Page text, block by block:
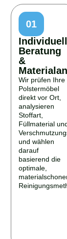
01
Beratung
&
Wir prüfen Ihre
Polstermöbel
direkt vor Ort,
analysieren
Stoffart,
Füllmaterial
und wählen
darauf
basierend die
optimale,